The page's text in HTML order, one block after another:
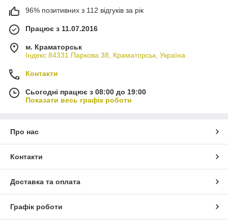
96% позитивних з 112 відгуків за рік
Працює з 11.07.2016
м. Краматорськ
Індекс 84331 Паркова 38, Краматорськ, Україна
Контакти
Сьогодні працює з 08:00 до 19:00
Показати весь графік роботи
Про нас
Контакти
Доставка та оплата
Графік роботи